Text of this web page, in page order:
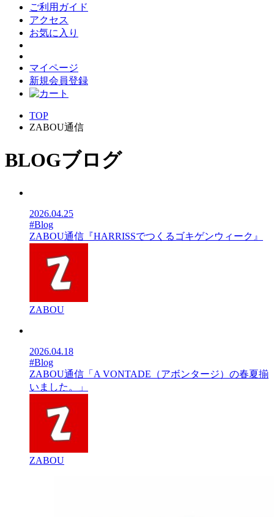
ご利用ガイド
アクセス
お気に入り
マイページ
新規会員登録
TOP
ZABOU通信
BLOGブログ
2026.04.25
#Blog
ZABOU通信『HARRISSでつくるゴキゲンウィーク』
ZABOU
2026.04.18
#Blog
ZABOU通信「A VONTADE（アボンタージ）の春夏揃
いました。」
ZABOU